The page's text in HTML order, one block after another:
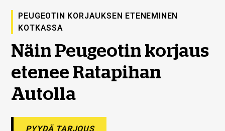
PEUGEOTIN KORJAUKSEN ETENEMINEN
KOTKASSA
Näin Peugeotin korjaus
etenee Ratapihan
Autolla
PYYDÄ TARJOUS